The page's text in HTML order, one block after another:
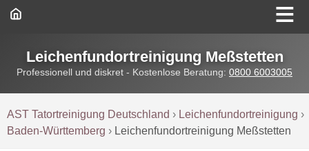
Leichenfundortreinigung Meßstetten
Professionell und diskret - Kostenlose Beratung: 0800 6003005
AST Tatortreinigung Deutschland › Leichenfundortreinigung ›
Baden-Württemberg › Leichenfundortreinigung Meßstetten